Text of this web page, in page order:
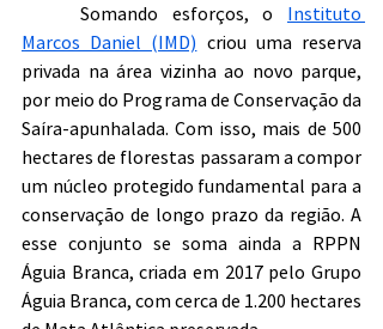
	Somando esforços, o
Instituto
Marcos Daniel (IMD) criou uma reserva
privada na área vizinha ao novo parque,
por meio do Programa de Conservação da
Saíra-apunhalada. Com isso, mais de 500
hectares de florestas passaram a compor
um núcleo protegido fundamental para a
conservação de longo prazo da região. A
esse conjunto se soma ainda a RPPN
Águia Branca, criada em 2017 pelo Grupo
Águia Branca, com cerca de 1.200 hectares